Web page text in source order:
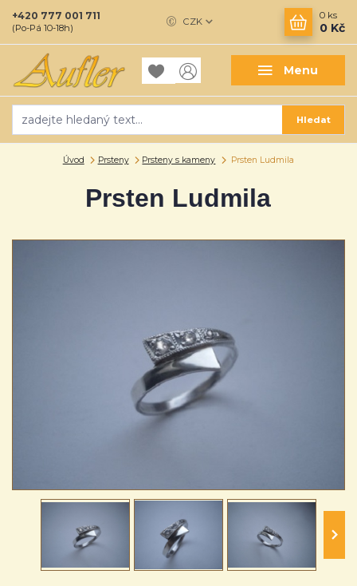
Menu
CZK
Hledat
+420 777 001 711
(Po-Pá 10-18h)
0 ks
0 Kč
Úvod Prsteny Prsteny s kameny Prsten Ludmila
Prsten Ludmila